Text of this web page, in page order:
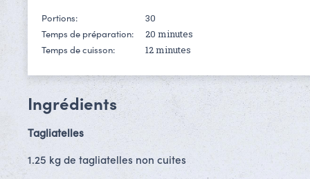
Portions: 30
Temps de préparation: 20 minutes
Temps de cuisson: 12 minutes
Ingrédients
Tagliatelles
1.25 kg de tagliatelles non cuites